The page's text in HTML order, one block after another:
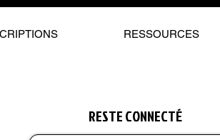
RESSOURCES
RESTE CONNECTÉ